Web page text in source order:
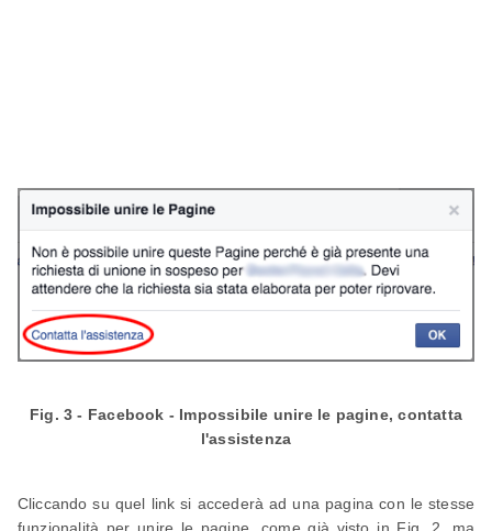
Fig. 3 - Facebook - Impossibile unire le pagine, contatta
l'assistenza
Cliccando su quel link si accederà ad una pagina con le stesse